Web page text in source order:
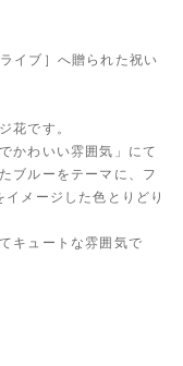
イブ］へ贈られた祝い
花です。
かわいい雰囲気」にて
ブルーをテーマに、フ
メージした色とりどり
キュートな雰囲気で